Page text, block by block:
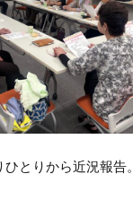
とりから近況報告。